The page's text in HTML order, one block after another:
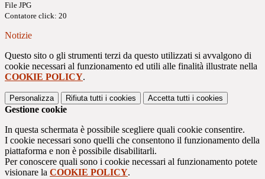
File JPG
Contatore click: 20
Notizie
Questo sito o gli strumenti terzi da questo utilizzati si avvalgono di
cookie necessari al funzionamento ed utili alle finalità illustrate nella
COOKIE POLICY.
Personalizza Rifiuta tutti i cookies Accetta tutti i cookies
Gestione cookie
In questa schermata è possibile scegliere quali cookie consentire.
I cookie necessari sono quelli che consentono il funzionamento della
piattaforma e non è possibile disabilitarli.
Per conoscere quali sono i cookie necessari al funzionamento potete
visionare la COOKIE POLICY.